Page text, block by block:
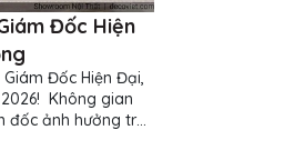
Đốc Hiện
Giám Đốc Hiện Đại,
Không gian
đốc ảnh hưởng trực